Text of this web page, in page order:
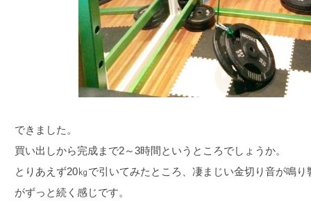
できました。
買い出しから完成まで2～3時間というところでしょうか。
とりあえず20㎏で引いてみたところ、凄まじい金切り音が鳴
がずっと続く感じです。